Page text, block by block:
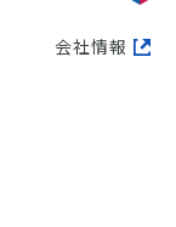
会社情報